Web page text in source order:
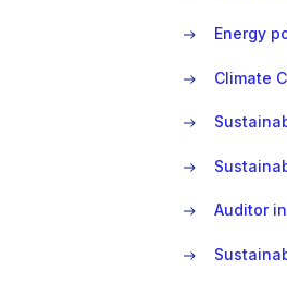
Energy
Climate
Auditor